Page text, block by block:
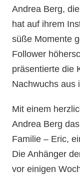
Andrea Berg,
hat auf ihrem
süße Momente
Follower
präsentierte die
Nachwuchs aus
Mit einem
Andrea Berg
Familie – Eric,
Die Anhänger
vor einigen